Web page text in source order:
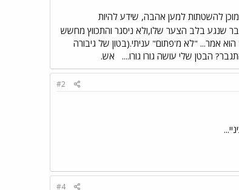
להשטתות למען אהבה, שידע להיות
שנגע בלב הצער שלו,ולא ניסגר והתכווץ מחשש
אמר... "לא מ'פתום" עניתי.(בטון של גיבורה
הבטן שלי עושה גורו גורו.... אש.
#2
#4